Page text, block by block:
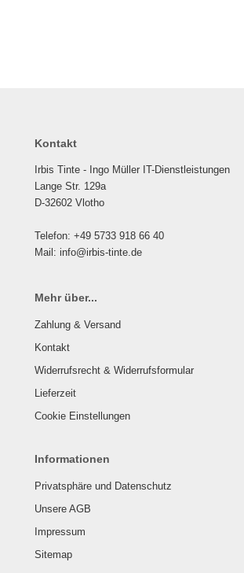
Kontakt
Irbis Tinte - Ingo Müller IT-Dienstleistungen
Lange Str. 129a
D-32602 Vlotho
Telefon: +49 5733 918 66 40
Mail: info@irbis-tinte.de
Mehr über...
Zahlung & Versand
Kontakt
Widerrufsrecht & Widerrufsformular
Lieferzeit
Cookie Einstellungen
Informationen
Privatsphäre und Datenschutz
Unsere AGB
Impressum
Sitemap